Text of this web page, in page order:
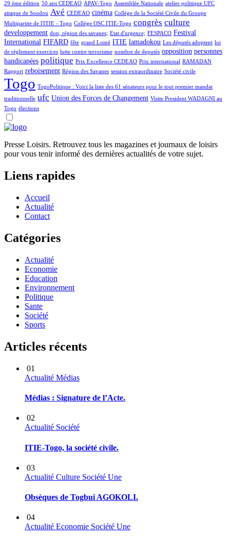
29 ème édition 50 ans CEDEAO APAV-Togo Assemblée Nationale atelier politique UFC
attaque de Soudou Avé CEDEAO cinéma Collège de la Société Civile du Groupe
Multipartite de l'ITIE - Togo Collège OSC ITIE-Togo congrès culture
developpement don; région des savanes; Etat d'urgence; FESPACO Festival
International FIFARD fête grand Lomé ITIE lamadokou Les députés adoptent loi
de règlement exercices lutte contre terrorisme nombre de deputés opposition personnes
handicapées politique Prix Excellence CEDEAO Prix international RAMADAN
Rapport reboisement Région des Savanes session extraordinaire Société civile
Togo TogoPolitique : Voici la liste des 61 sénateurs pour le tout premier mandat
traditionnelle ufc Union des Forces de Changement Visite President WADAGNI au
Togo élections
Presse Loisirs. Retrouvez tous les magazines et journaux de loisirs
pour vous tenir informé des dernières actualités de votre sujet.
Liens rapides
Accueil
Actualité
Contact
Catégories
Actualité
Economie
Education
Environnement
Politique
Sante
Société
Sports
Articles récents
01
Actualité Médias
Médias : Signature de l’Acte.
02
Actualité Société
ITIE-Togo, la société civile.
03
Actualité Culture Société Une
Obsèques de Togbui AGOKOLI.
04
Actualité Economie Société Une